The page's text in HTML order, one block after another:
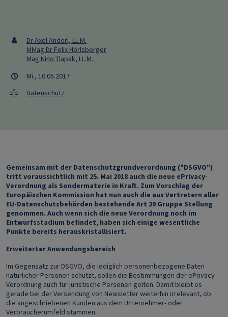
Dr Axel Anderl, LL.M.
MMag Dr Felix Hörlsberger
Mag Nino Tlapak, LL.M.
Mi., 10.05.2017
Datenschutz
Gemeinsam mit der Datenschutzgrundverordnung ("DSGVO")
tritt voraussichtlich mit 25. Mai 2018 auch die neue ePrivacy-
Verordnung als Sondermaterie in Kraft. Zum Vorschlag der
Europäischen Kommission hat nun auch die aus Vertretern aller
EU-Datenschutzbehörden bestehende Art 29 Gruppe Stellung
genommen. Auch wenn sich die neue Verordnung noch im
Entwurfsstadium befindet, haben sich einige wesentliche
Punkte bereits herauskristallisiert.
Erweiterter Anwendungsbereich
Im Gegensatz zur DSGVO, die lediglich personenbezogene Daten
natürlicher Personen schützt, sollen die Bestimmungen der ePrivacy-
Verordnung auch für juristische Personen gelten. Damit bleibt es
gerade bei der Versendung von Newsletter weiterhin irrelevant, ob
die angeschriebenen Kunden aus dem Unternehmer- oder
Verbraucherumfeld stammen.